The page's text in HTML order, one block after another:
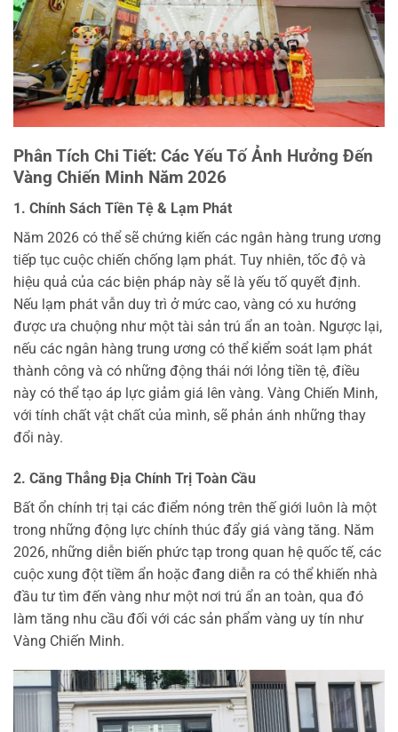
Phân Tích Chi Tiết: Các Yếu Tố Ảnh Hưởng Đến
Vàng Chiến Minh Năm 2026
1. Chính Sách Tiền Tệ & Lạm Phát
Năm 2026 có thể sẽ chứng kiến các ngân hàng trung ương
tiếp tục cuộc chiến chống lạm phát. Tuy nhiên, tốc độ và
hiệu quả của các biện pháp này sẽ là yếu tố quyết định.
Nếu lạm phát vẫn duy trì ở mức cao, vàng có xu hướng
được ưa chuộng như một tài sản trú ẩn an toàn. Ngược lại,
nếu các ngân hàng trung ương có thể kiểm soát lạm phát
thành công và có những động thái nới lỏng tiền tệ, điều
này có thể tạo áp lực giảm giá lên vàng. Vàng Chiến Minh,
với tính chất vật chất của mình, sẽ phản ánh những thay
đổi này.
2. Căng Thẳng Địa Chính Trị Toàn Cầu
Bất ổn chính trị tại các điểm nóng trên thế giới luôn là một
trong những động lực chính thúc đẩy giá vàng tăng. Năm
2026, những diễn biến phức tạp trong quan hệ quốc tế, các
cuộc xung đột tiềm ẩn hoặc đang diễn ra có thể khiến nhà
đầu tư tìm đến vàng như một nơi trú ẩn an toàn, qua đó
làm tăng nhu cầu đối với các sản phẩm vàng uy tín như
Vàng Chiến Minh.